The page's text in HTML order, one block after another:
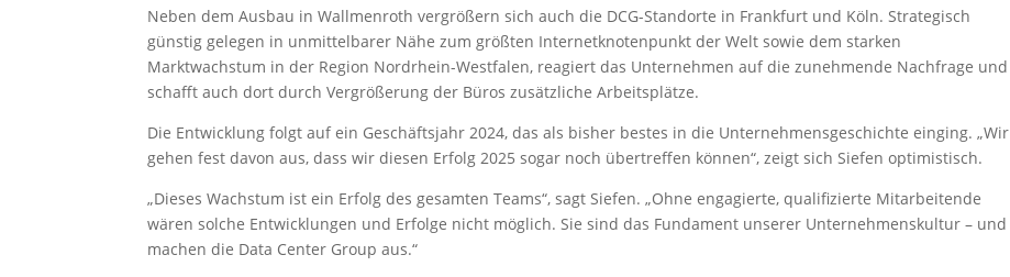
Neben dem Ausbau in Wallmenroth vergrößern sich auch die DCG-Standorte in Frankfurt und Köln. Strategisch
günstig gelegen in unmittelbarer Nähe zum größten Internetknotenpunkt der Welt sowie dem starken
Marktwachstum in der Region Nordrhein-Westfalen, reagiert das Unternehmen auf die zunehmende Nachfrage und
schafft auch dort durch Vergrößerung der Büros zusätzliche Arbeitsplätze.
Die Entwicklung folgt auf ein Geschäftsjahr 2024, das als bisher bestes in die Unternehmensgeschichte einging. „Wir
gehen fest davon aus, dass wir diesen Erfolg 2025 sogar noch übertreffen können“, zeigt sich Siefen optimistisch.
„Dieses Wachstum ist ein Erfolg des gesamten Teams“, sagt Siefen. „Ohne engagierte, qualifizierte Mitarbeitende
wären solche Entwicklungen und Erfolge nicht möglich. Sie sind das Fundament unserer Unternehmenskultur – und
machen die Data Center Group aus.“